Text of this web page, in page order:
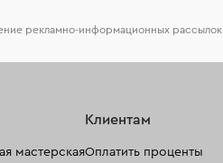
рекламно-информационных рассылок
мастерская
Клиентам
Оплатить проценты